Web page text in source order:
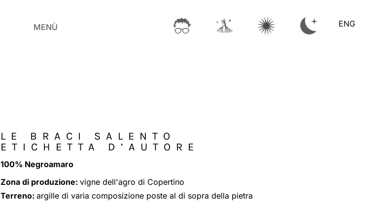
MENÙ ENG
LE BRACI SALENTO
ETICHETTA D’AUTORE
100% Negroamaro
Zona di produzione: vigne dell'agro di Copertino
Terreno: argille di varia composizione poste al di sopra della pietra